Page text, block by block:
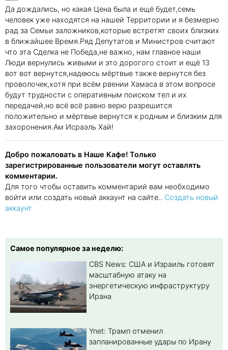
Да дождались, но какая Цена была и ещё будет,семь
человек уже находятся на нашей Территории и я безмерно
рад за Семьи заложников,которые встретят своих близких
в ближайшее Время.Ряд Депутатов и Министров считают
что эта Сделка не Победа,не важно, нам главное наши
Люди вернулись живыми и это дорогого стоит и ещё 13
вот вот вернутся,надеюсь мёртвые также вернутся без
проволочек,хотя при всём рвении Хамаса в этом вопросе
будут трудности с оперативным поиском тел и их
передачей,но всё всё равно верю разрешится
положительно и мёртвые вернутся к родным и близким для
захоронения.Ам Исраэль Хай!
Добро пожаловать в Наше Кафе! Только
зарегистрированные пользователи могут оставлять
комментарии.
Для того чтобы оставить комментарий вам необходимо
войти или создать новый аккаунт на сайте.. Создать новый
аккаунт
Самое популярное за неделю:
CBS News: США и Израиль готовят
масштабную атаку на
энергетическую инфраструктуру
Ирана
Ynet: Трамп отменил
запланированные удары по Ирану